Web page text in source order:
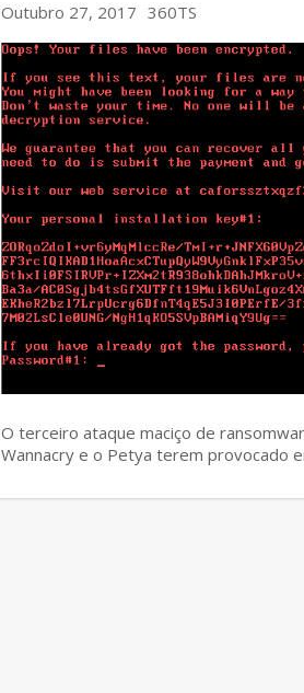
Outubro 27, 2017 360TS
O terceiro ataque maciço de
Wannacry e o Petya terem provocado